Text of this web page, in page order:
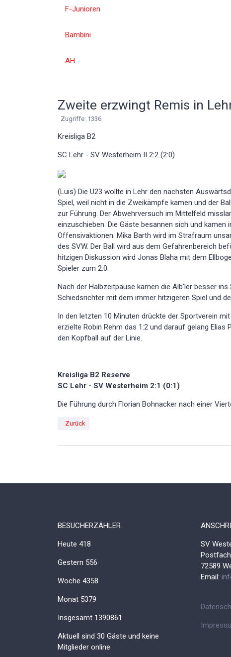
Zweite erzwingt Remis in
Zugriffe: 1336
Kreisliga B2
SC Lehr - SV Westerheim II 2:2 (2:0)
(Luis) Die U23 wollte in Lehr den nächsten
Spiel, weil nicht in die Zweikämpfe kamen und der
zur Führung. Der Abwehrversuch im Mittelfeld
einzuschieben. Die Gäste besannen sich und
Offensivaktionen. Mika Barth wird im Strafraum
des SVW. Der Ball wird aus dem Gefahrenbereich
hitzigen Diskussion wird Jonas Blaha mit dem
Spieler zum 2:0.
Nach der Halbzeitpause kamen die Älb‘ler besser ins
Schiedsrichter mit dem immer hitzigeren Spiel und
In den letzten 10 Minuten drückte der Sportverein
erzielte Robin Rehm das 1:2 und darauf gelang
den Kopfball auf der Linie.
Kreisliga B2 Reserve
SC Lehr - SV Westerheim 2:1 (0:1)
Die Führung durch Florian Bohnacker nach einer
Vorheriger Beitrag: Der SC Staig das glücklichere Team
Zurück
F-Junioren
Bambini
AH
BESUCHERZÄHLER
Heute 418
Gestern 556
Woche 4358
Monat 5379
Insgesamt 1390861
Aktuell sind 30 Gäste und keine
Mitglieder online
SV
72589
Email: